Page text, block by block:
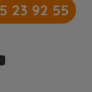
23 92 55